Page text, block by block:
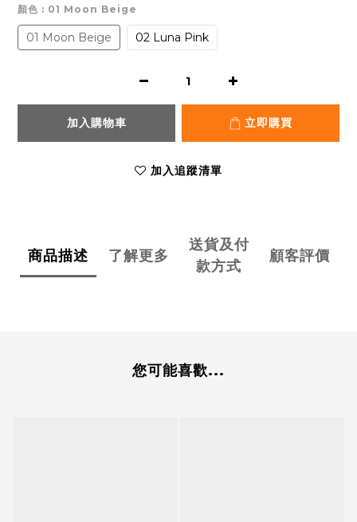
顏色 : 01 Moon Beige
01 Moon Beige 02 Luna Pink
加入購物車 立即購買
加入追蹤清單
商品描述 了解更多
送貨及付
款方式
顧客評價
您可能喜歡...